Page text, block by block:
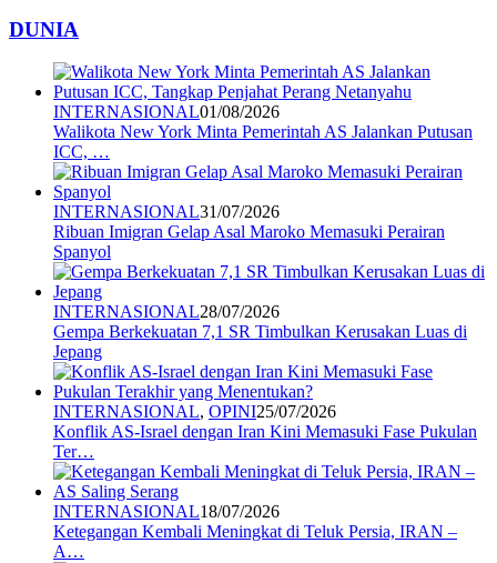
DUNIA
INTERNASIONAL01/08/2026
Walikota New York Minta Pemerintah AS Jalankan Putusan
ICC, …
INTERNASIONAL31/07/2026
Ribuan Imigran Gelap Asal Maroko Memasuki Perairan
Spanyol
INTERNASIONAL28/07/2026
Gempa Berkekuatan 7,1 SR Timbulkan Kerusakan Luas di
Jepang
INTERNASIONAL, OPINI25/07/2026
Konflik AS-Israel dengan Iran Kini Memasuki Fase Pukulan
Ter…
INTERNASIONAL18/07/2026
Ketegangan Kembali Meningkat di Teluk Persia, IRAN –
A…